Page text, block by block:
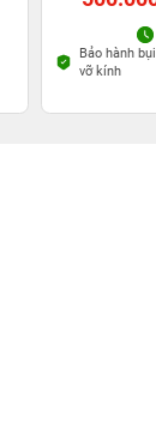
Bảo hành
vỡ kính